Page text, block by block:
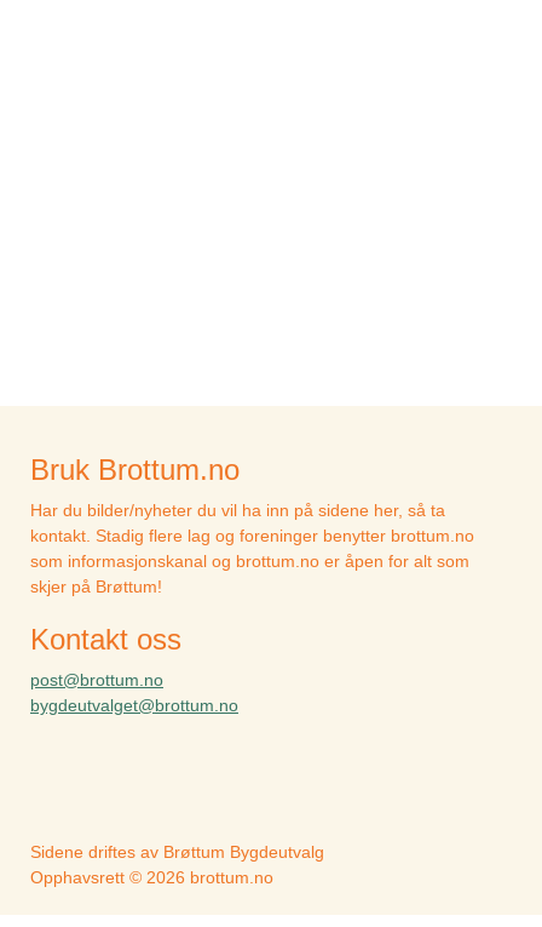
Bruk Brottum.no
Har du bilder/nyheter du vil ha inn på sidene her, så ta
kontakt. Stadig flere lag og foreninger benytter brottum.no
som informasjonskanal og brottum.no er åpen for alt som
skjer på Brøttum!
Kontakt oss
post@brottum.no
bygdeutvalget@brottum.no
Sidene driftes av Brøttum Bygdeutvalg
Opphavsrett © 2026 brottum.no